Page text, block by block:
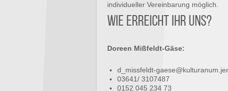
individueller Vereinbarung möglich.
Wie erreicht ihr uns?
Doreen Mißfeldt-Gäse:
d_missfeldt-
03641/ 3107487
0152 045 234 73